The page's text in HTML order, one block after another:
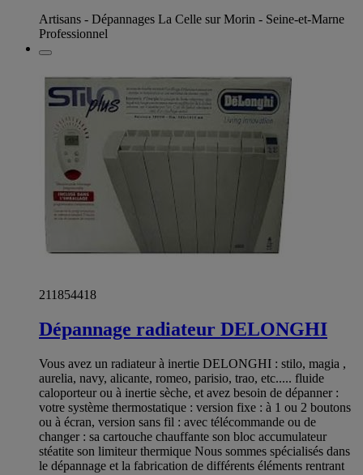
Artisans - Dépannages La Celle sur Morin - Seine-et-Marne
Professionnel
211854418
Dépannage radiateur DELONGHI
Vous avez un radiateur à inertie DELONGHI : stilo, magia ,
aurelia, navy, alicante, romeo, parisio, trao, etc..... fluide
caloporteur ou à inertie sèche, et avez besoin de dépanner :
votre système thermostatique : version fixe : à 1 ou 2 boutons
ou à écran, version sans fil : avec télécommande ou de
changer : sa cartouche chauffante son bloc accumulateur
stéatite son limiteur thermique Nous sommes spécialisés dans
le dépannage et la fabrication de différents éléments rentrant